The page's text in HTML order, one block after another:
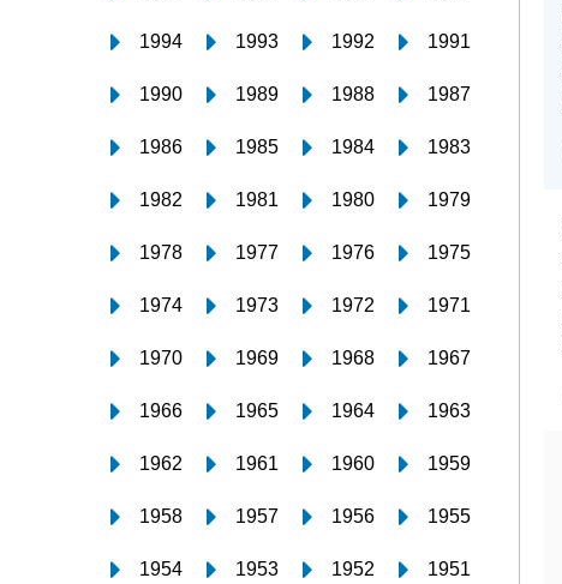
1994 1993 1992 1991
1990 1989 1988 1987
1986 1985 1984 1983
1982 1981 1980 1979
1978 1977 1976 1975
1974 1973 1972 1971
1970 1969 1968 1967
1966 1965 1964 1963
1962 1961 1960 1959
1958 1957 1956 1955
1954 1953 1952 1951